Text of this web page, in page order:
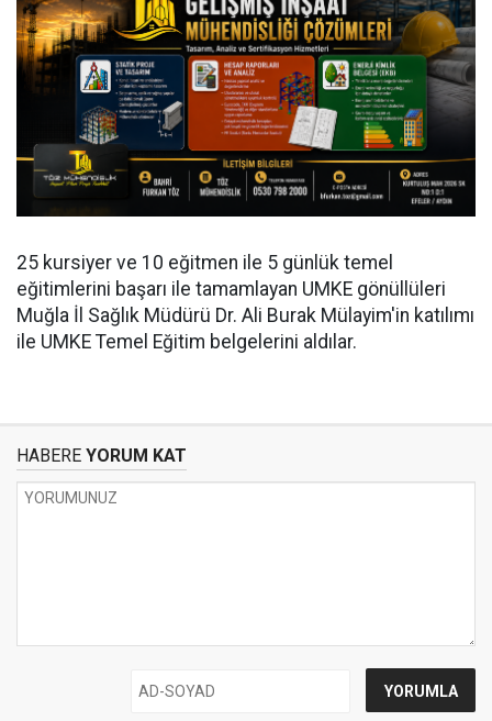
25 kursiyer ve 10 eğitmen ile 5 günlük temel
eğitimlerini başarı ile tamamlayan UMKE gönüllüleri
Muğla İl Sağlık Müdürü Dr. Ali Burak Mülayim'in katılımı
ile UMKE Temel Eğitim belgelerini aldılar.
HABERE YORUM KAT